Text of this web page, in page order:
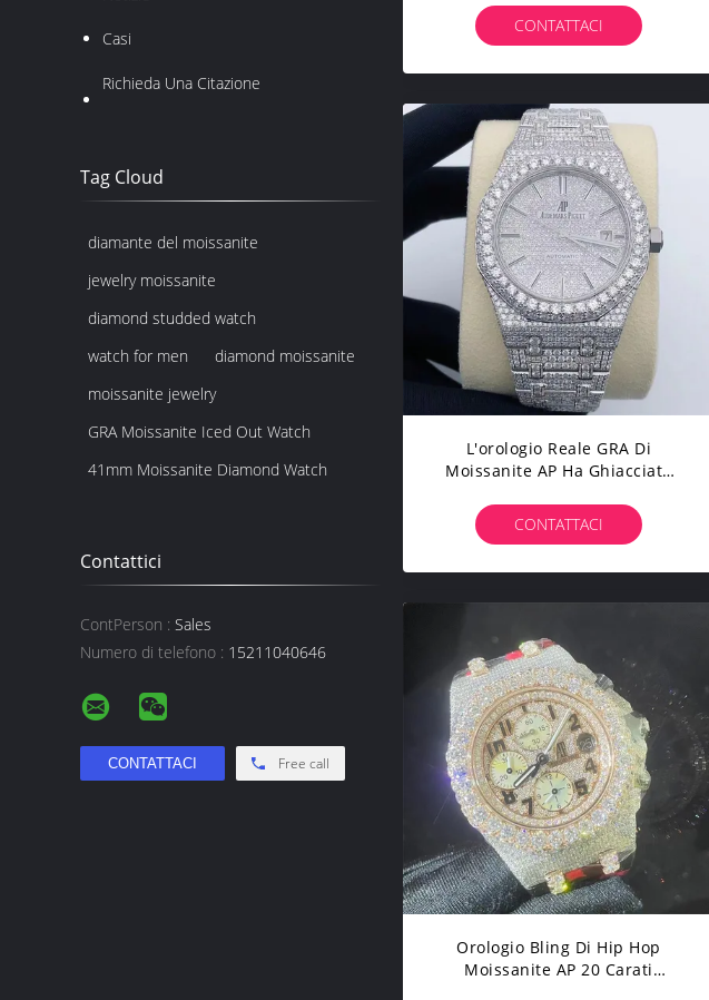
Casi
Richieda Una Citazione
Tag Cloud
diamante del moissanite
jewelry moissanite
diamond studded watch
watch for men
diamond moissanite
moissanite jewelry
GRA Moissanite Iced Out Watch
41mm Moissanite Diamond Watch
Contattici
ContPerson : Sales
Numero di telefono : 15211040646
Free call
Dell'orologio Brillante Di Ap
CONTATTACI
L'orologio Reale GRA Di
Moissanite AP Ha Ghiacciato
Lusso
CONTATTACI
Orologio Bling Di Hip Hop
Moissanite AP 20 Carati